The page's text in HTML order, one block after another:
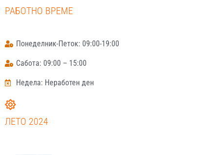
РАБОТНО ВРЕМЕ
Понеделник-Петок: 09:00-19:00
Сабота: 09:00 – 15:00
Недела: Неработен ден
ЛЕТО 2024